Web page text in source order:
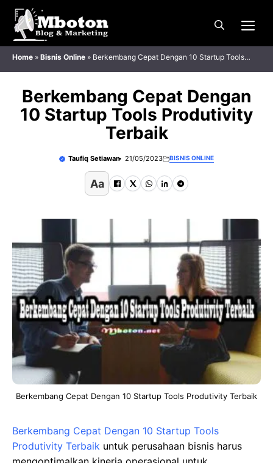
Langsung
Home » Bisnis Online » Berkembang Cepat Dengan 10 Startup Tools
Produtivity Terbaik
Berkembang Cepat Dengan
10 Startup Tools Produtivity
Terbaik
Taufiq Setiawan 21/05/2023 BISNIS ONLINE
Aa
Berkembang Cepat Dengan 10 Startup Tools Produtivity Terbaik
Berkembang Cepat Dengan 10 Startup Tools
Produtivity Terbaik untuk perusahaan bisnis harus